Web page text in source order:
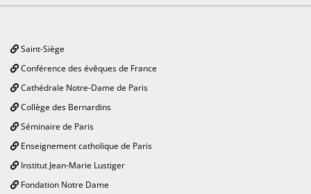
Saint-Siège
Conférence des évêques de France
Cathédrale Notre-Dame de Paris
Collège des Bernardins
Séminaire de Paris
Enseignement catholique de Paris
Institut Jean-Marie Lustiger
Fondation Notre Dame